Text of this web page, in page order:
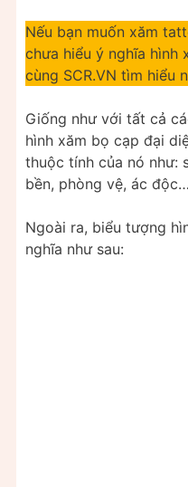
Nếu bạn muốn xăm
chưa hiểu ý nghĩa hình
cùng SCR.VN tìm hiểu
Giống như với tất cả
hình xăm bọ cạp đại
thuộc tính của nó như:
bền, phòng vệ, ác độc…
Ngoài ra, biểu tượng
nghĩa như sau: